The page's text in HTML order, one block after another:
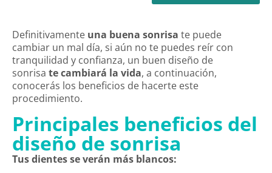
Definitivamente una buena sonrisa te puede
cambiar un mal día, si aún no te puedes reír con
tranquilidad y confianza, un buen diseño de
sonrisa te cambiará la vida, a continuación,
conocerás los beneficios de hacerte este
procedimiento.
Principales beneficios del
diseño de sonrisa
Tus dientes se verán más blancos: